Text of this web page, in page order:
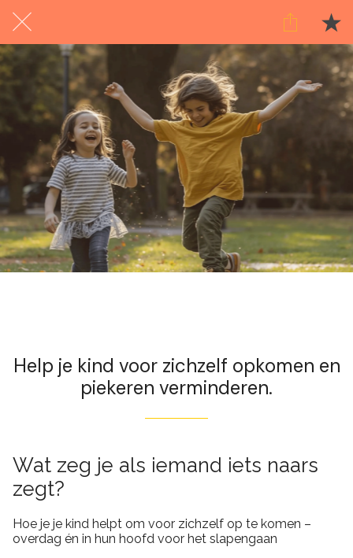
Help je kind voor zichzelf opkomen en
piekeren verminderen.
Wat zeg je als iemand iets naars
zegt?
Hoe je je kind helpt om voor zichzelf op te komen –
overdag én in hun hoofd voor het slapengaan